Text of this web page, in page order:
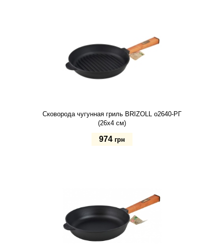
Сковорода чугунная гриль BRIZOLL о2640-РГ
(26х4 см)
974 грн